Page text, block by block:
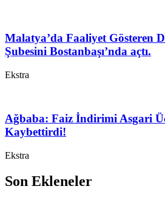
Malatya’da Faaliyet Gösteren
Şubesini Bostanbaşı’nda açtı.
Ekstra
Ağbaba: Faiz İndirimi Asgari
Kaybettirdi!
Ekstra
Son Ekleneler